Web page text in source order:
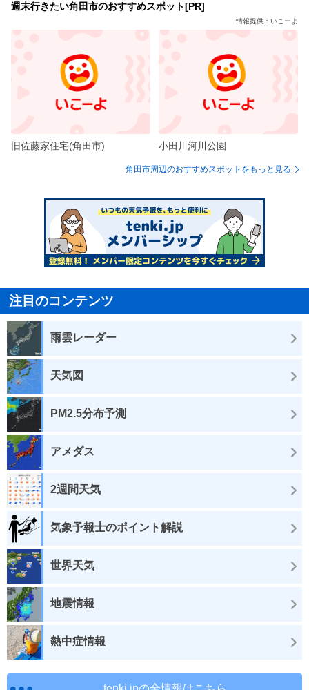
週末行きたい角田市のおすすめスポット[PR]
情報提供：いこーよ
旧佐藤家住宅(角田市) 小田川河川公園
角田市周辺のおすすめスポットをもっと見る
注目のコンテンツ
雨雲レーダー
天気図
PM2.5分布予測
アメダス
2週間天気
気象予報士のポイント解説
世界天気
地震情報
熱中症情報